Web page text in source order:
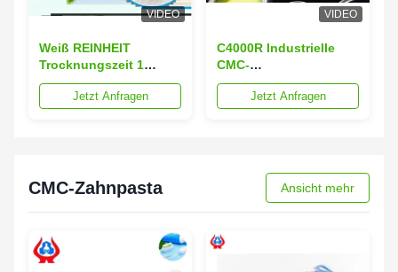
VIDEO
Weiß REINHEIT
Trocknungszeit 1
Stunde
Natriumcarboxymethylcellulose
Jetzt Anfragen
VIDEO
C4000R Industrielle
CMC-
Beschichtungsstabilisatoren
Jetzt Anfragen
CMC-Zahnpasta Ansicht mehr